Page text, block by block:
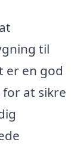
til
er en god
at sikre